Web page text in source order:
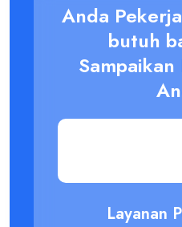
Anda
butuh
Layanan